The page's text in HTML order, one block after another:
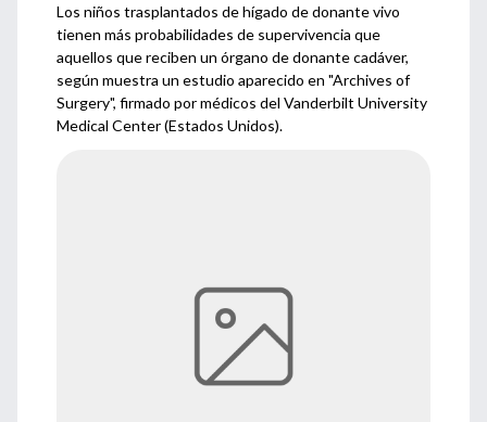
Los niños trasplantados de hígado de donante vivo
tienen más probabilidades de supervivencia que
aquellos que reciben un órgano de donante cadáver,
según muestra un estudio aparecido en "Archives of
Surgery", firmado por médicos del Vanderbilt University
Medical Center (Estados Unidos).